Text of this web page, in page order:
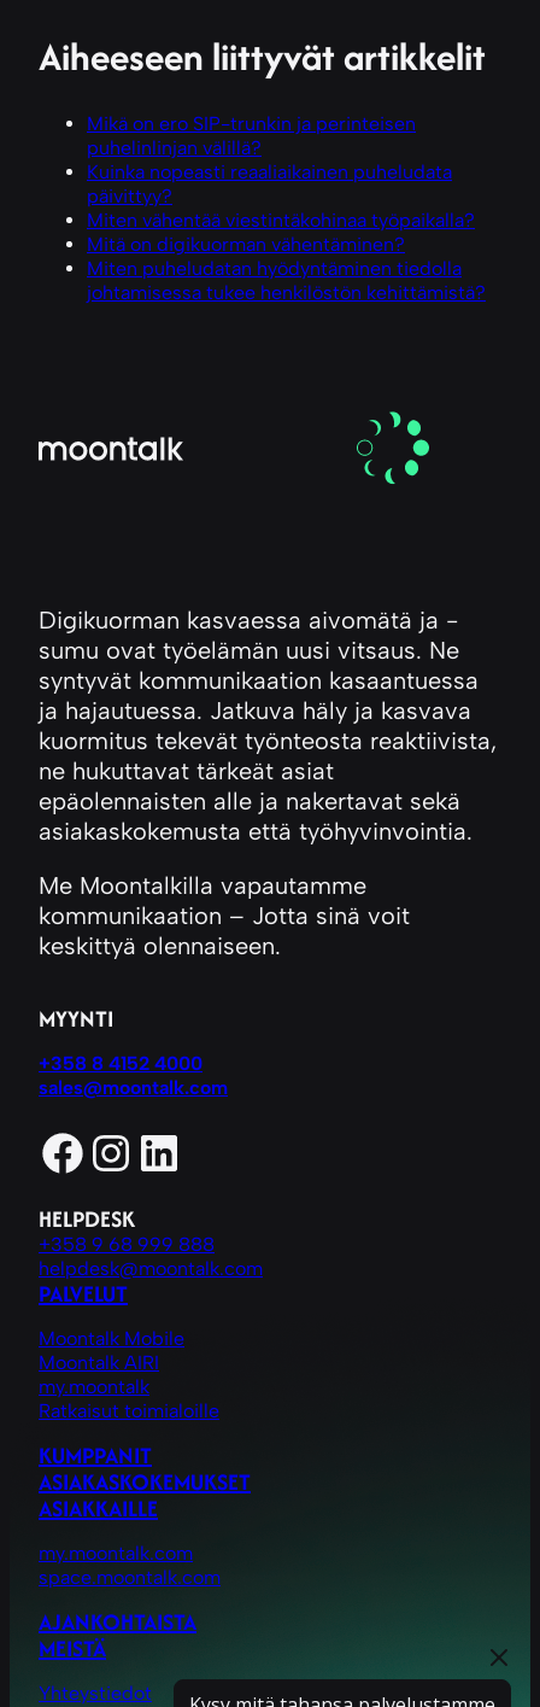
Aiheeseen liittyvät artikkelit
Mikä on ero SIP-trunkin ja perinteisen
puhelinlinjan välillä?
Kuinka nopeasti reaaliaikainen puheludata
päivittyy?
Miten vähentää viestintäkohinaa työpaikalla?
Mitä on digikuorman vähentäminen?
Miten puheludatan hyödyntäminen tiedolla
johtamisessa tukee henkilöstön kehittämistä?
Digikuorman kasvaessa aivomätä ja -
sumu ovat työelämän uusi vitsaus. Ne
syntyvät kommunikaation kasaantuessa
ja hajautuessa. Jatkuva häly ja kasvava
kuormitus tekevät työnteosta reaktiivista,
ne hukuttavat tärkeät asiat
epäolennaisten alle ja nakertavat sekä
asiakaskokemusta että työhyvinvointia.
Me Moontalkilla vapautamme
kommunikaation – Jotta sinä voit
keskittyä olennaiseen.
MYYNTI
+358 8 4152 4000
sales@moontalk.com
Facebook Instagram LinkedIn
HELPDESK
+358 9 68 999 888
helpdesk@moontalk.com
PALVELUT
Moontalk Mobile
Moontalk AIRI
my.moontalk
Ratkaisut toimialoille
KUMPPANIT
ASIAKASKOKEMUKSET
ASIAKKAILLE
my.moontalk.com
space.moontalk.com
AJANKOHTAISTA
MEISTÄ
Yhteystiedot